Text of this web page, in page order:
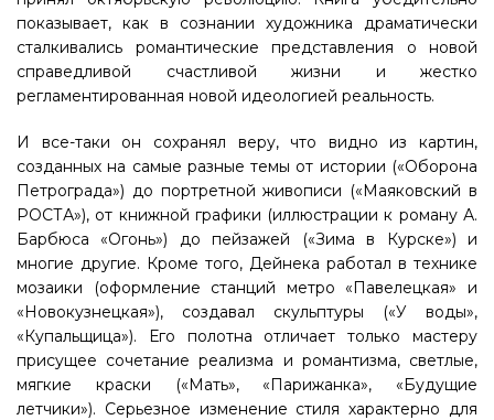
показывает, как в сознании художника драматически
сталкивались романтические представления о новой
справедливой счастливой жизни и жестко
регламентированная новой идеологией реальность.
И все-таки он сохранял веру, что видно из картин,
созданных на самые разные темы от истории («Оборона
Петрограда») до портретной живописи («Маяковский в
РОСТА»), от книжной графики (иллюстрации к роману А.
Барбюса «Огонь») до пейзажей («Зима в Курске») и
многие другие. Кроме того, Дейнека работал в технике
мозаики (оформление станций метро «Павелецкая» и
«Новокузнецкая»), создавал скульптуры («У воды»,
«Купальщица»). Его полотна отличает только мастеру
присущее сочетание реализма и романтизма, светлые,
мягкие краски («Мать», «Парижанка», «Будущие
летчики»). Серьезное изменение стиля характерно для